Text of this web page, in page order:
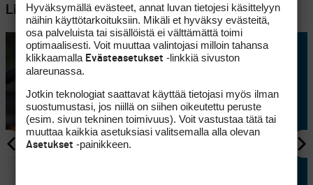
Lisää aiheesta
Hyväksymällä evästeet, annat luvan tietojesi käsittelyyn
näihin käyttötarkoituksiin. Mikäli et hyväksy evästeitä,
osa palveluista tai sisällöistä ei välttämättä toimi
optimaalisesti. Voit muuttaa valintojasi milloin tahansa
klikkaamalla Evästeasetukset -linkkiä sivuston
alareunassa.
Jotkin teknologiat saattavat käyttää tietojasi myös ilman
suostumustasi, jos niillä on siihen oikeutettu peruste
(esim. sivun tekninen toimivuus). Voit vastustaa tätä tai
muuttaa kaikkia asetuksiasi valitsemalla alla olevan
Asetukset -painikkeen.